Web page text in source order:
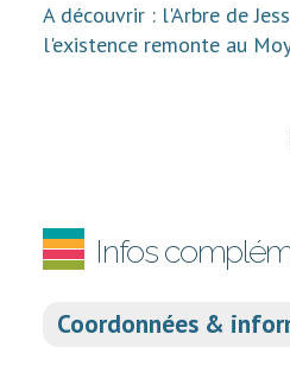
A découvrir : l'Arbre de
l'existence remonte au
Infos
Coordonnées &